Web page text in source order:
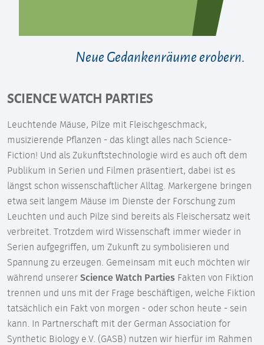
Neue Gedankenräume erobern.
SCIENCE WATCH PARTIES
Leuchtende Mäuse, Pilze mit Fleischgeschmack,
musizierende Pflanzen - das klingt alles nach Science-
Fiction! Und als Zukunftstechnologie wird es auch oft dem
Publikum in Serien und Filmen präsentiert, dabei ist es
längst schon wissenschaftlicher Alltag. Markergene bringen
etwa seit langem Mäuse im Dienste der Forschung zum
Leuchten und auch Pilze sind bereits als Fleischersatz weit
verbreitet. Trotzdem wird Wissenschaft immer wieder in
Serien aufgegriffen, um Zukunft zu symbolisieren und
Spannung zu erzeugen. Gemeinsam mit euch möchten wir
während unserer Science Watch Parties Fakten von Fiktion
trennen und uns mit der Frage beschäftigen, welche Fiktion
tatsächlich ein Fakt von morgen - oder schon heute - sein
kann. In Partnerschaft mit der German Association for
Synthetic Biology e.V. (GASB) nutzen wir hierfür im Rahmen